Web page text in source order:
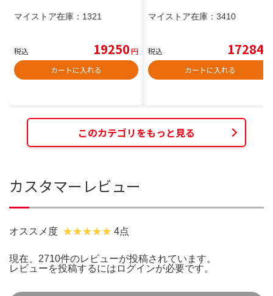
マイストア在庫： 1321
税込 19250円
カートに入れる
マイストア在庫： 3410
税込 17284
カートに入れる
このカテゴリをもっと見る
カスタマーレビュー
オススメ度 4点
現在、2710件のレビューが投稿されています。
レビューを投稿するには ログインが必要です。